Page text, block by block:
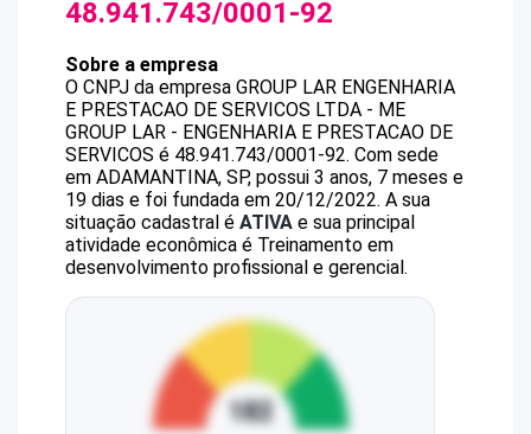
48.941.743/0001-92
Sobre a empresa
O CNPJ da empresa GROUP LAR ENGENHARIA
E PRESTACAO DE SERVICOS LTDA - ME
GROUP LAR - ENGENHARIA E PRESTACAO DE
SERVICOS é 48.941.743/0001-92. Com sede
em ADAMANTINA, SP, possui 3 anos, 7 meses e
19 dias e foi fundada em 20/12/2022. A sua
situação cadastral é ATIVA e sua principal
atividade econômica é Treinamento em
desenvolvimento profissional e gerencial.